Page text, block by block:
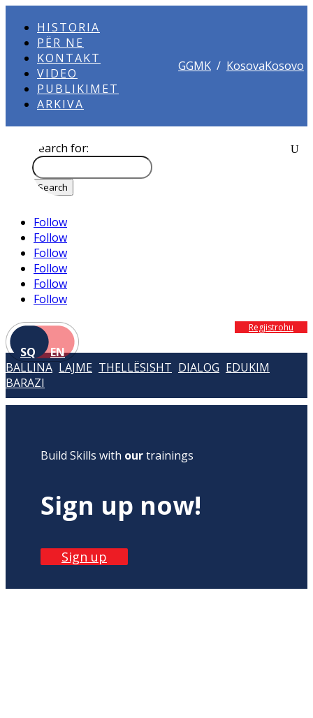
HISTORIA
PËR NE
KONTAKT
VIDEO
PUBLIKIMET
ARKIVA
GGMK / KosovaKosovo
Search for:
Follow
Follow
Follow
Follow
Follow
Follow
SQ EN
Regjistrohu
BALLINA LAJME THELLËSISHT DIALOG EDUKIM
BARAZI
Build Skills with ourtrainings
Sign up now!
Sign up